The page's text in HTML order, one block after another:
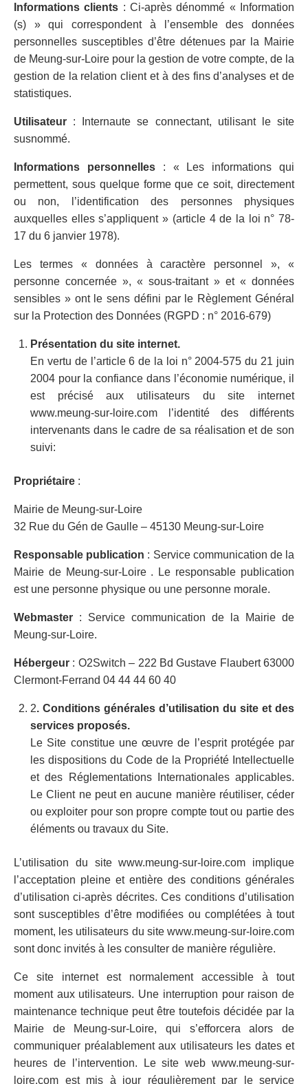
Informations clients : Ci-après dénommé « Information
(s) » qui correspondent à l’ensemble des données
personnelles susceptibles d’être détenues par la Mairie
de Meung-sur-Loire pour la gestion de votre compte, de la
gestion de la relation client et à des fins d’analyses et de
statistiques.
Utilisateur : Internaute se connectant, utilisant le site
susnommé.
Informations personnelles: « Les informations qui
permettent, sous quelque forme que ce soit, directement
ou non, l’identification des personnes physiques
auxquelles elles s’appliquent » (article 4 de la loi n° 78-
17 du 6 janvier 1978).
Les termes « données à caractère personnel », «
personne concernée », « sous-traitant » et « données
sensibles » ont le sens défini par le Règlement Général
sur la Protection des Données (RGPD : n° 2016-679)
Présentation du site internet.
En vertu de l’article 6 de la loi n° 2004-575 du 21 juin
2004 pour la confiance dans l’économie numérique, il
est précisé aux utilisateurs du site internet
www.meung-sur-loire.com l’identité des différents
intervenants dans le cadre de sa réalisation et de son
suivi:
Propriétaire :
Mairie de Meung-sur-Loire
32 Rue du Gén de Gaulle – 45130 Meung-sur-Loire
Responsable publication : Service communication de la
Mairie de Meung-sur-Loire . Le responsable publication
est une personne physique ou une personne morale.
Webmaster : Service communication de la Mairie de
Meung-sur-Loire.
Hébergeur : O2Switch – 222 Bd Gustave Flaubert 63000
Clermont-Ferrand 04 44 44 60 40
2. Conditions générales d’utilisation du site et des
services proposés.
Le Site constitue une œuvre de l’esprit protégée par
les dispositions du Code de la Propriété Intellectuelle
et des Réglementations Internationales applicables.
Le Client ne peut en aucune manière réutiliser, céder
ou exploiter pour son propre compte tout ou partie des
éléments ou travaux du Site.
L’utilisation du site www.meung-sur-loire.com implique
l’acceptation pleine et entière des conditions générales
d’utilisation ci-après décrites. Ces conditions d’utilisation
sont susceptibles d’être modifiées ou complétées à tout
moment, les utilisateurs du site www.meung-sur-loire.com
sont donc invités à les consulter de manière régulière.
Ce site internet est normalement accessible à tout
moment aux utilisateurs. Une interruption pour raison de
maintenance technique peut être toutefois décidée par la
Mairie de Meung-sur-Loire, qui s’efforcera alors de
communiquer préalablement aux utilisateurs les dates et
heures de l’intervention. Le site web www.meung-sur-
loire.com est mis à jour régulièrement par le service